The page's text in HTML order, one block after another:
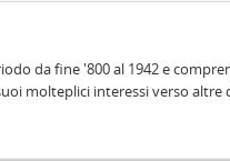
da fine '800 al 1942 e
molteplici interessi verso